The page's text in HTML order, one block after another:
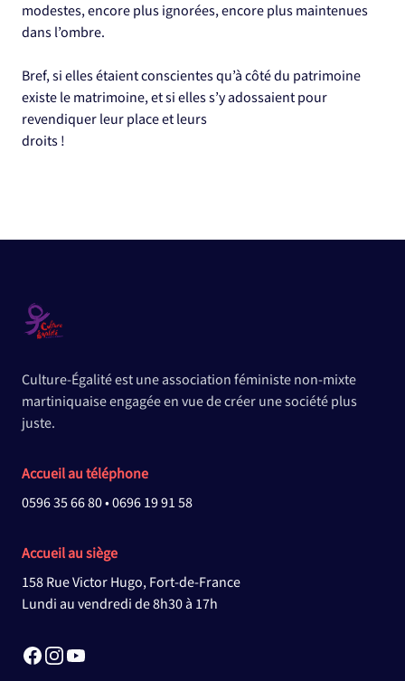
modestes, encore plus ignorées, encore plus maintenues
dans l’ombre.
Bref, si elles étaient conscientes qu’à côté du patrimoine
existe le matrimoine, et si elles s’y adossaient pour
revendiquer leur place et leurs
droits !
Culture-Égalité est une association féministe non-mixte
martiniquaise engagée en vue de créer une société plus
juste.
Accueil au téléphone
0596 35 66 80•0696 19 91 58
Accueil au siège
158 Rue Victor Hugo, Fort-de-France
Lundi au vendredi de 8h30 à 17h
Facebook
Instagram
YouTube